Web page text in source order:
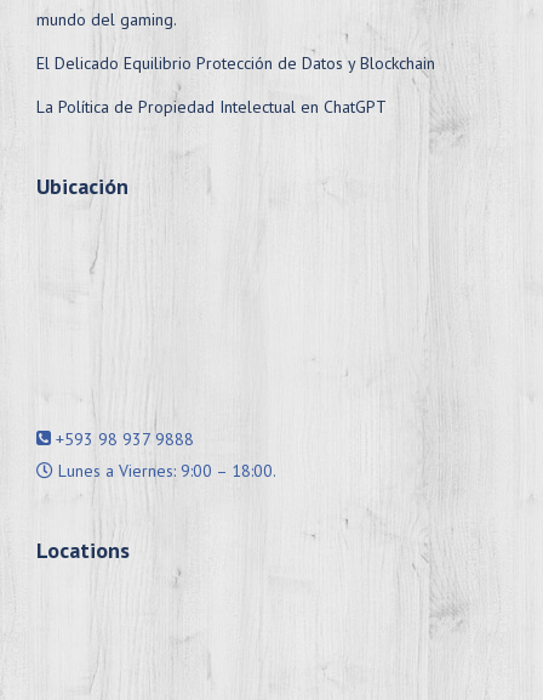
mundo del gaming.
El Delicado Equilibrio Protección de Datos y Blockchain
La Política de Propiedad Intelectual en ChatGPT
Ubicación
+593 98 937 9888
Lunes a Viernes: 9:00 – 18:00.
Locations